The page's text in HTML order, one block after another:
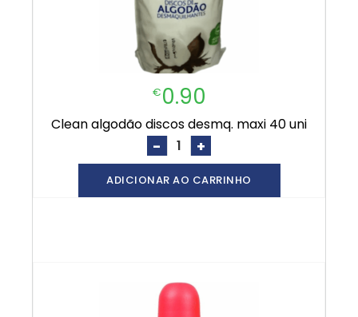
€0.90
clean algodão discos desmq. maxi 40 uni
- +
ADICIONAR AO CARRINHO